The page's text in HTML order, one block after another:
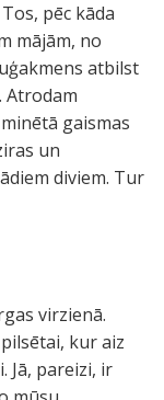
pēc kāda
mājām, no
atbilst
Atrodam
gaismas
un
diviem. Tur
virzienā.
kur aiz
Jā, pareizi, ir